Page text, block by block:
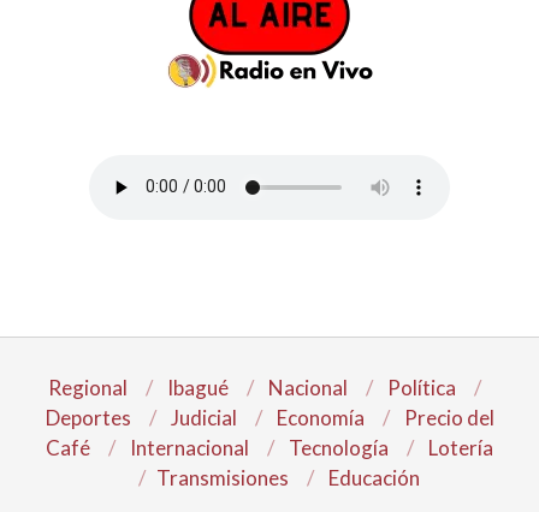
Regional Ibagué Nacional
Política
Deportes
Judicial Economía
Precio del
Café
Internacional Tecnología
Lotería
Transmisiones
Educación